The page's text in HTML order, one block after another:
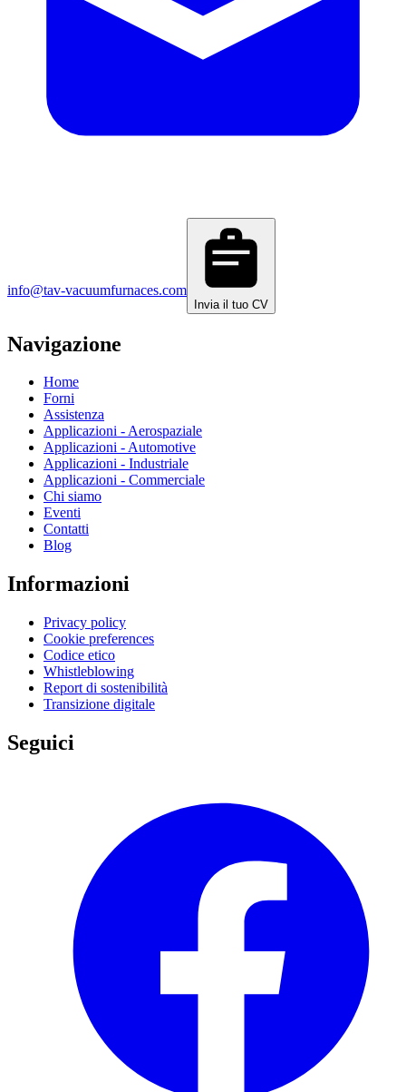
info@tav-vacuumfurnaces.com
Invia il tuo CV
Navigazione
Home
Forni
Assistenza
Applicazioni - Aerospaziale
Applicazioni - Automotive
Applicazioni - Industriale
Applicazioni - Commerciale
Chi siamo
Eventi
Contatti
Blog
Informazioni
Privacy policy
Cookie preferences
Codice etico
Whistleblowing
Report di sostenibilità
Transizione digitale
Seguici